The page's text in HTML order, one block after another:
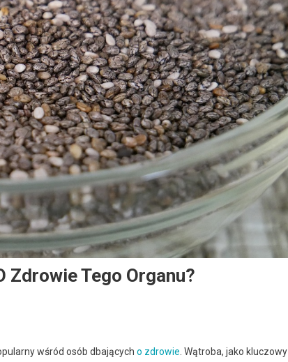
Zdrowie Tego Organu?
wśród osób dbających o zdrowie . Wątroba, jako kluczowy